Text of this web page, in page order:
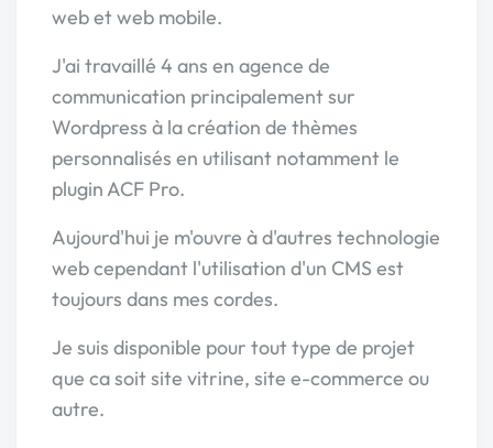
web et web mobile.
J'ai travaillé 4 ans en agence de
communication principalement sur
Wordpress à la création de thèmes
personnalisés en utilisant notamment le
plugin ACF Pro.
Aujourd'hui je m'ouvre à d'autres technologie
web cependant l'utilisation d'un CMS est
toujours dans mes cordes.
Je suis disponible pour tout type de projet
que ca soit site vitrine, site e-commerce ou
autre.